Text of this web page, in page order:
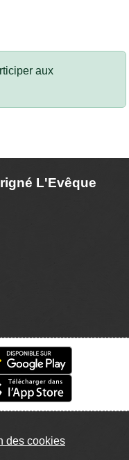
aux
L'Evêque
des cookies